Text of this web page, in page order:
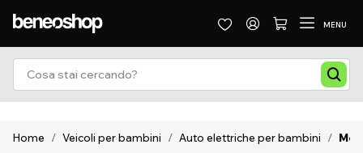
MENU
Home / Veicoli per bambini / Auto elettriche per bambini /